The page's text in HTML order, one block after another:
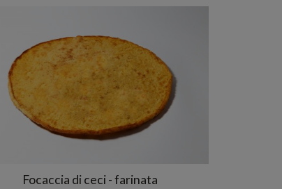
Focaccia di ceci - farinata